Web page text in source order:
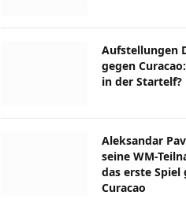
Aufstellungen
gegen
in der Startelf?
Aleksandar
seine WM-
das erste Spiel
Curacao